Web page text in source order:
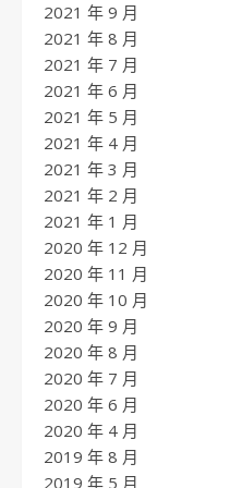
2021 年 9 月
2021 年 8 月
2021 年 7 月
2021 年 6 月
2021 年 5 月
2021 年 4 月
2021 年 3 月
2021 年 2 月
2021 年 1 月
2020 年 12 月
2020 年 11 月
2020 年 10 月
2020 年 9 月
2020 年 8 月
2020 年 7 月
2020 年 6 月
2020 年 4 月
2019 年 8 月
2019 年 5 月